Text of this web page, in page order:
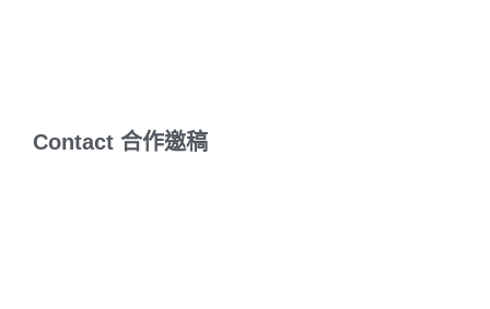
Contact 合作邀稿